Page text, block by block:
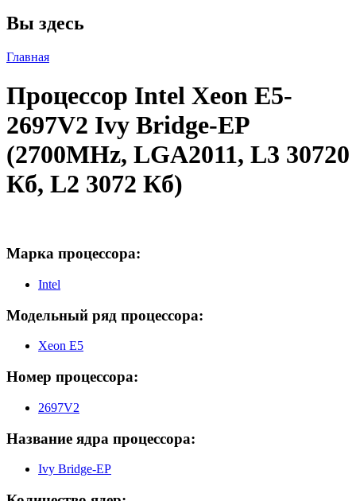
Вы здесь
Главная
Процессор Intel Xeon E5-
2697V2 Ivy Bridge-EP
(2700MHz, LGA2011, L3 30720
Кб, L2 3072 Кб)
Марка процессора:
Intel
Модельный ряд процессора:
Xeon E5
Номер процессора:
2697V2
Название ядра процессора:
Ivy Bridge-EP